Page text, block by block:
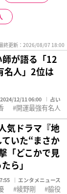
終更新：2026/08/07 18:00
が語る「12
名人」2位は
2024/12/11 06:00 占い
開運最強有名人
気ドラマ『地
いた“まさか
「どこかで見
ら」
エンタメニュース
綾野剛 脇役